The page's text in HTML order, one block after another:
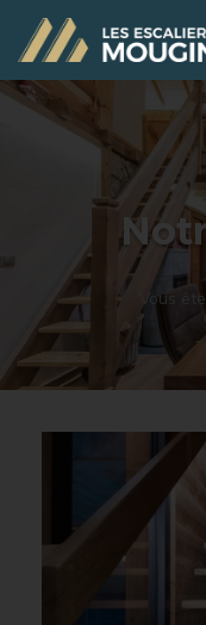
Vous